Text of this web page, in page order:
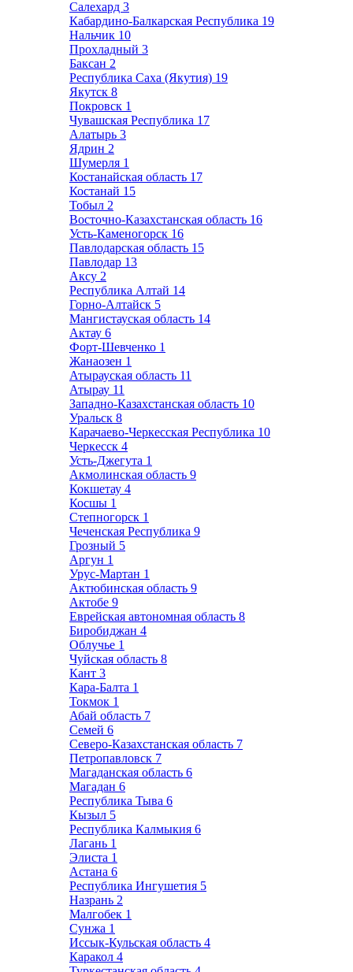
Салехард 3
Кабардино-Балкарская Республика 19
Нальчик 10
Прохладный 3
Баксан 2
Республика Саха (Якутия) 19
Якутск 8
Покровск 1
Чувашская Республика 17
Алатырь 3
Ядрин 2
Шумерля 1
Костанайская область 17
Костанай 15
Тобыл 2
Восточно-Казахстанская область 16
Усть-Каменогорск 16
Павлодарская область 15
Павлодар 13
Аксу 2
Республика Алтай 14
Горно-Алтайск 5
Мангистауская область 14
Актау 6
Форт-Шевченко 1
Жанаозен 1
Атырауская область 11
Атырау 11
Западно-Казахстанская область 10
Уральск 8
Карачаево-Черкесская Республика 10
Черкесск 4
Усть-Джегута 1
Акмолинская область 9
Кокшетау 4
Косшы 1
Степногорск 1
Чеченская Республика 9
Грозный 5
Аргун 1
Урус-Мартан 1
Актюбинская область 9
Актобе 9
Еврейская автономная область 8
Биробиджан 4
Облучье 1
Чуйская область 8
Кант 3
Кара-Балта 1
Токмок 1
Абай область 7
Семей 6
Северо-Казахстанская область 7
Петропавловск 7
Магаданская область 6
Магадан 6
Республика Тыва 6
Кызыл 5
Республика Калмыкия 6
Лагань 1
Элиста 1
Астана 6
Республика Ингушетия 5
Назрань 2
Малгобек 1
Сунжа 1
Иссык-Кульская область 4
Каракол 4